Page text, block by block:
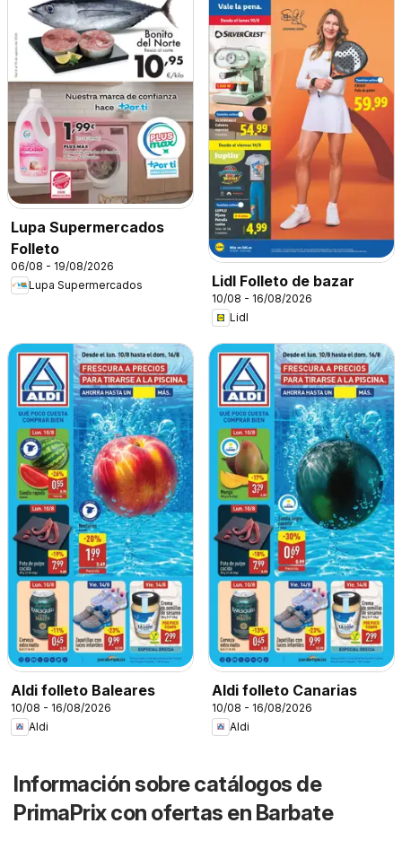
Lupa Supermercados
Folleto
06/08 - 19/08/2026
Lupa Supermercados
Lidl Folleto de bazar
10/08 - 16/08/2026
Lidl
Aldi folleto Baleares
10/08 - 16/08/2026
Aldi
Aldi folleto Canarias
10/08 - 16/08/2026
Aldi
Información sobre catálogos de
PrimaPrix con ofertas en Barbate